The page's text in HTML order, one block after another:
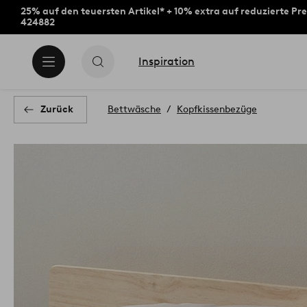
25% auf den teuersten Artikel* + 10% extra auf reduzierte
424882
Inspiration
Zurück Bettwäsche Kopfkissenbezüge